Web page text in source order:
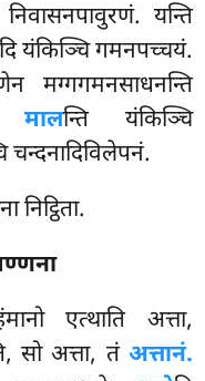
निवासनपावुरणं. यन्ति
यंकिञ्चि गमनपच्चयं.
मग्गगमनसाधनन्ति
मालन्ति यंकिञ्चि
चन्दनादिविलेपनं.
एत्थाति अत्ता,
सो अत्ता, तं अत्तानं.